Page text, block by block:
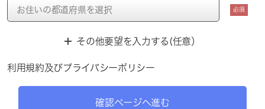
必須
その他要望を入力する(任意）
利用規約及びプライバシーポリシー
確認ページへ進む